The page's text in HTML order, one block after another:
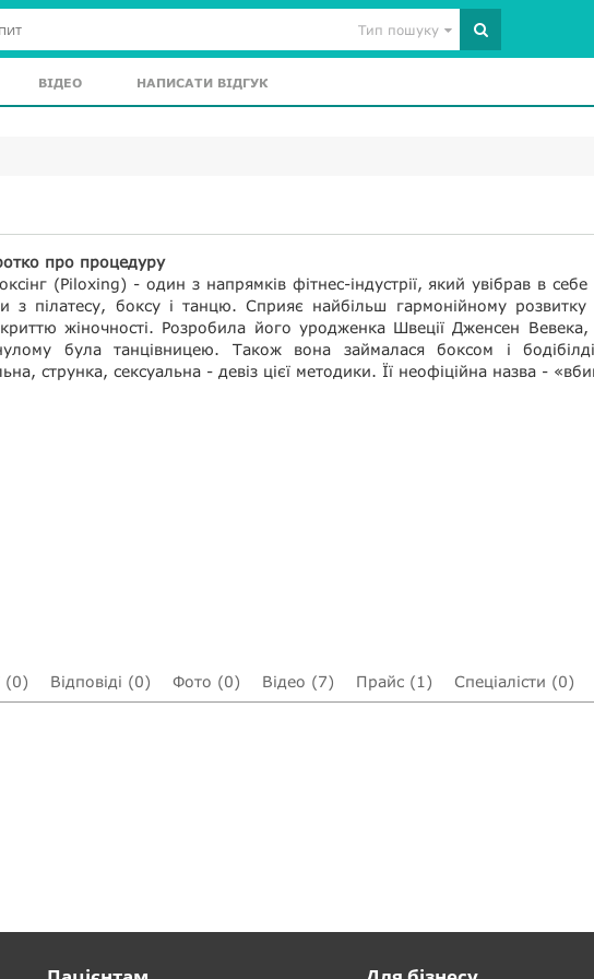
Тип пошуку
ВІДЕО НАПИСАТИ ВІДГУК
про процедуру
(Piloxing) - один з напрямків фітнес-індустрії, який увібрав в себе
з пілатесу, боксу і танцю. Сприяє найбільш гармонійному розвитку
жіночності. Розробила його уродженка Швеції Дженсен
була танцівницею. Також вона займалася боксом і
струнка, сексуальна - девіз цієї методики. Її неофіційна назва -
(0) Відповіді (0) Фото (0) Відео (7) Прайс (1) Спеціалісти (0)